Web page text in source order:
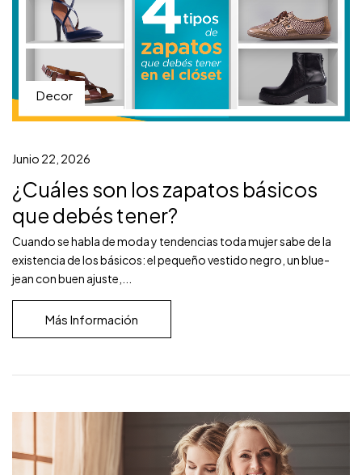
Decor
Junio 22, 2026
¿Cuáles son los zapatos básicos
que debés tener?
Cuando se habla de moda y tendencias toda mujer sabe de la
existencia de los básicos: el pequeño vestido negro, un blue-
jean con buen ajuste,...
Más Información